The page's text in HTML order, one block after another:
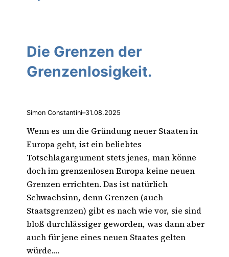
Die Grenzen der
Grenzenlosigkeit.
Simon Constantini–31.08.2025
Wenn es um die Gründung neuer Staaten in
Europa geht, ist ein beliebtes
Totschlagargument stets jenes, man könne
doch im grenzenlosen Europa keine neuen
Grenzen errichten. Das ist natürlich
Schwachsinn, denn Grenzen (auch
Staatsgrenzen) gibt es nach wie vor, sie sind
bloß durchlässiger geworden, was dann aber
auch für jene eines neuen Staates gelten
würde.…